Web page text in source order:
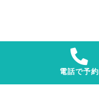
電話で予約